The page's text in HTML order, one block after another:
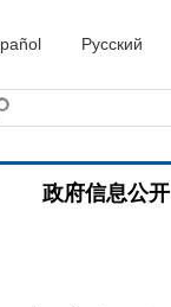
Русский
政府信息公开